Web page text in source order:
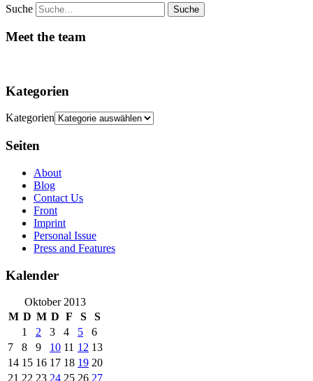
Suche
Meet the team
Kategorien
Kategorien
Seiten
About
Blog
Contact Us
Front
Imprint
Personal Issue
Press and Features
Kalender
Oktober 2013
M D M D F S
S
1
2 3 4 5
6
7
8 9 10 11 12 13
14 15 16 17 18 19 20
21 22 23 24 25 26 27